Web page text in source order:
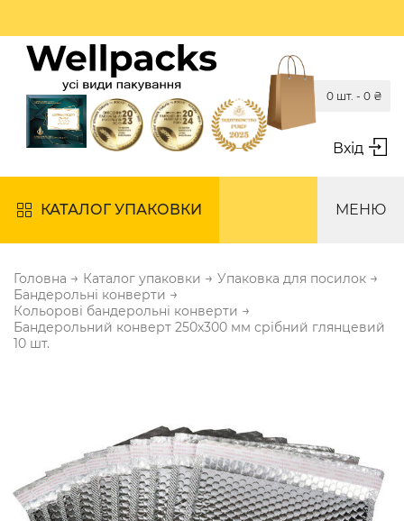
Вхід
0 шт. - 0 ₴
КАТАЛОГ УПАКОВКИ МЕНЮ
Головна → Каталог упаковки → Упаковка для посилок →
Бандерольні конверти →
Кольорові бандерольні конверти →
Бандерольний конверт 250х300 мм срібний глянцевий
10 шт.